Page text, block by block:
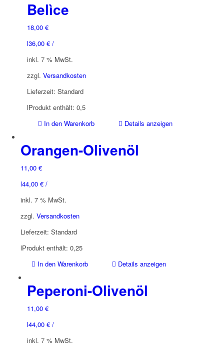
Belìce
18,00 €
36,00 €/
l
inkl. 7 % MwSt.
zzgl. Versandkosten
Lieferzeit: Standard
Produkt enthält: 0,5
l
In den Warenkorb
Details anzeigen
Orangen-Olivenöl
11,00 €
44,00 €/
l
inkl. 7 % MwSt.
zzgl. Versandkosten
Lieferzeit: Standard
Produkt enthält: 0,25
l
In den Warenkorb
Details anzeigen
Peperoni-Olivenöl
11,00 €
44,00 €/
l
inkl. 7 % MwSt.